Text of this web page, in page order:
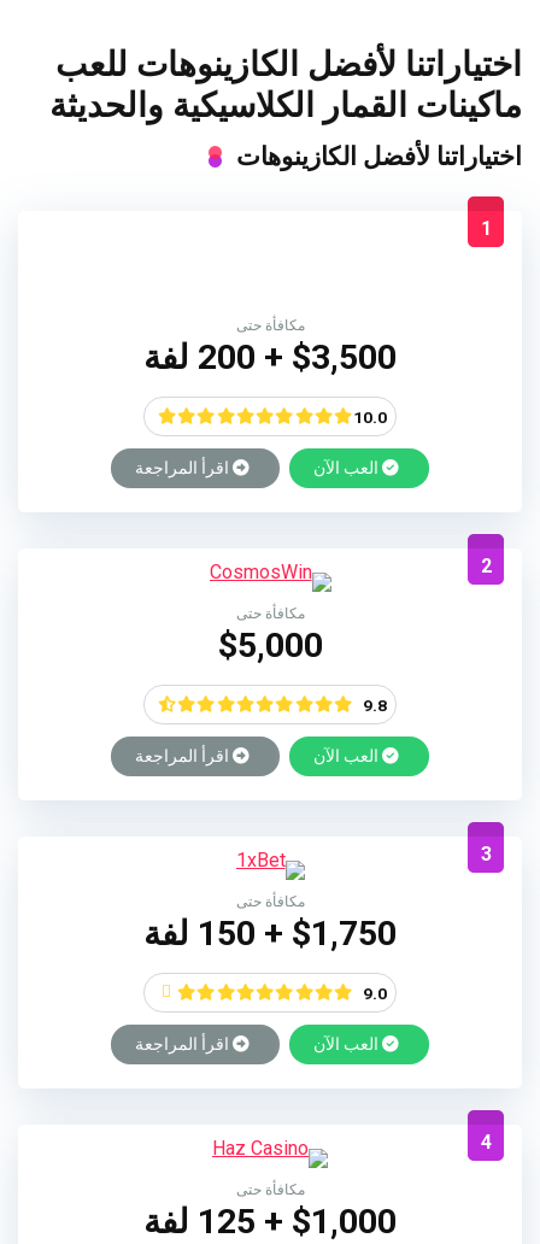
اختياراتنا لأفضل الكازينوهات للعب
ماكينات القمار الكلاسيكية والحديثة
اختياراتنا لأفضل الكازينوهات
1
مكافأة حتى
$3,500 + 200 لفة
10.0
العب الآن اقرأ المراجعة
2
مكافأة حتى
$5,000
9.8
العب الآن اقرأ المراجعة
3
مكافأة حتى
$1,750 + 150 لفة
9.0
العب الآن اقرأ المراجعة
4
مكافأة حتى
$1,000 + 125 لفة